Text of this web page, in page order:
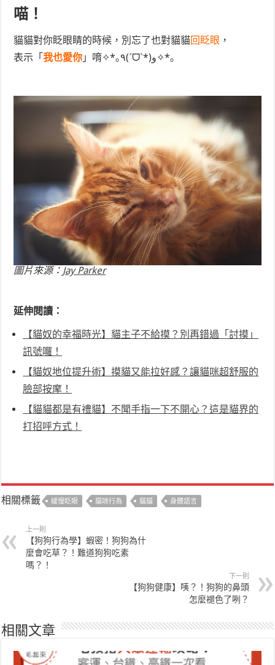
喵！
貓貓對你眨眼睛的時候，別忘了也對貓貓回眨眼 ，
表示「我也愛你 」唷✧*｡٩(ˊᗜˋ*)و✧*｡
圖片來源： Jay Parker
延伸閱讀：
【貓奴的幸福時光】貓主子不給摸？別再錯過「討摸」
訊號囉！
【貓奴地位提升術】摸貓又能拉好感？讓貓咪超舒服的
臉部按摩！
【貓貓都是有禮貓】不聞手指一下不開心？這是貓界的
打招呼方式！
相關標籤 緩慢眨眼 貓咪行為 貓貓 身體語言
上一則
【狗狗行為學】蝦密！狗狗為什
麼會吃草？！難道狗狗吃素
嗎？！
下一則
【狗狗健康】咦？！狗狗的鼻頭
怎麼褪色了咧？
相關文章